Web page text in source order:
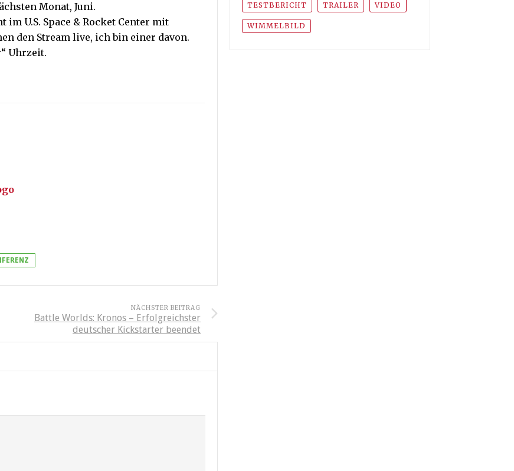
Monat, Juni.
im U.S. Space & Rocket Center mit
den Stream live, ich bin einer davon.
Uhrzeit.
NÄCHSTER BEITRAG
Battle Worlds: Kronos – Erfolgreichster
deutscher Kickstarter beendet
TESTBERICHT TRAILER VIDEO
WIMMELBILD